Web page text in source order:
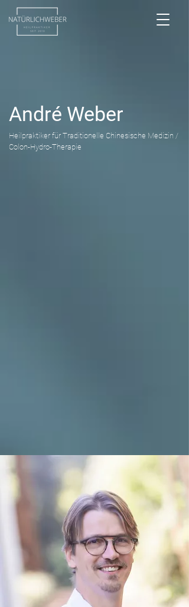
André Weber
Heilpraktiker für Traditionelle Chinesische Medizin /
Colon-Hydro-Therapie